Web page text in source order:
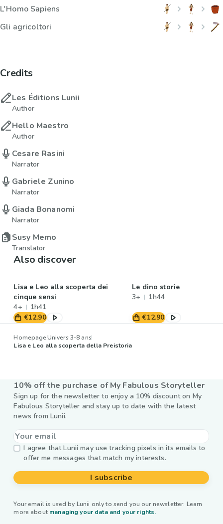
L'Homo Sapiens
Gli agricoltori
Credits
Les Éditions Lunii
Author
Hello Maestro
Author
Cesare Rasini
Narrator
Gabriele Zunino
Narrator
Giada Bonanomi
Narrator
Susy Memo
Translator
Also discover
Lisa e Leo alla scoperta dei
cinque sensi
4+
1h41
€12.90
Le dino storie
3+
1h44
€12.90
HomepageUnivers 3-8 ans
Lisa e Leo alla scoperta della Preistoria
10% off the purchase of My Fabulous Storyteller
Sign up for the newsletter to enjoy a 10% discount on My
Fabulous Storyteller and stay up to date with the latest
news from Lunii.
I agree that Lunii may use tracking pixels in its emails to
offer me messages that match my interests.
I subscribe
Your email is used by Lunii only to send you our newsletter. Learn
more about managing your data and your rights.